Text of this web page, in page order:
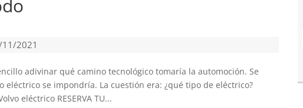
2021
adivinar qué camino tecnológico tomaría la automoción. Se
eléctrico se impondría. La cuestión era: ¿qué tipo de eléctrico?
eléctrico RESERVA TU...